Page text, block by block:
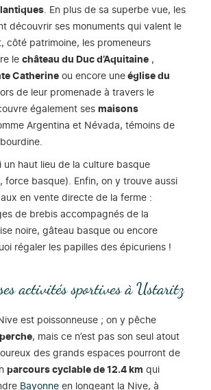
. En plus de sa superbe vue, les
découvrir ses monuments qui valent le
côté patrimoine, les promeneurs
le château du Duc d’Aquitaine ,
Catherine ou encore une église du
de leur promenade à travers le
également ses maisons
Argentina et Névada, témoins de
un haut lieu de la culture basque
force basque). Enfin, on y trouve aussi
en vente directe de la ferme :
de brebis accompagnés de la
noire, gâteau basque ou encore
régaler les papilles des épicuriens !
activités sportives à Ustaritz
est poissonneuse ; on y pêche
, mais ce n’est pas son seul atout
des grands espaces pourront de
parcours cyclable de 12.4 km qui
Bayonne en longeant la Nive, à